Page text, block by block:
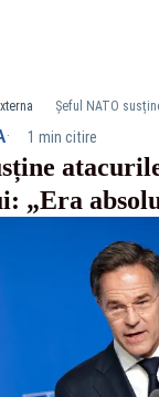
· 1 min citire
„Era